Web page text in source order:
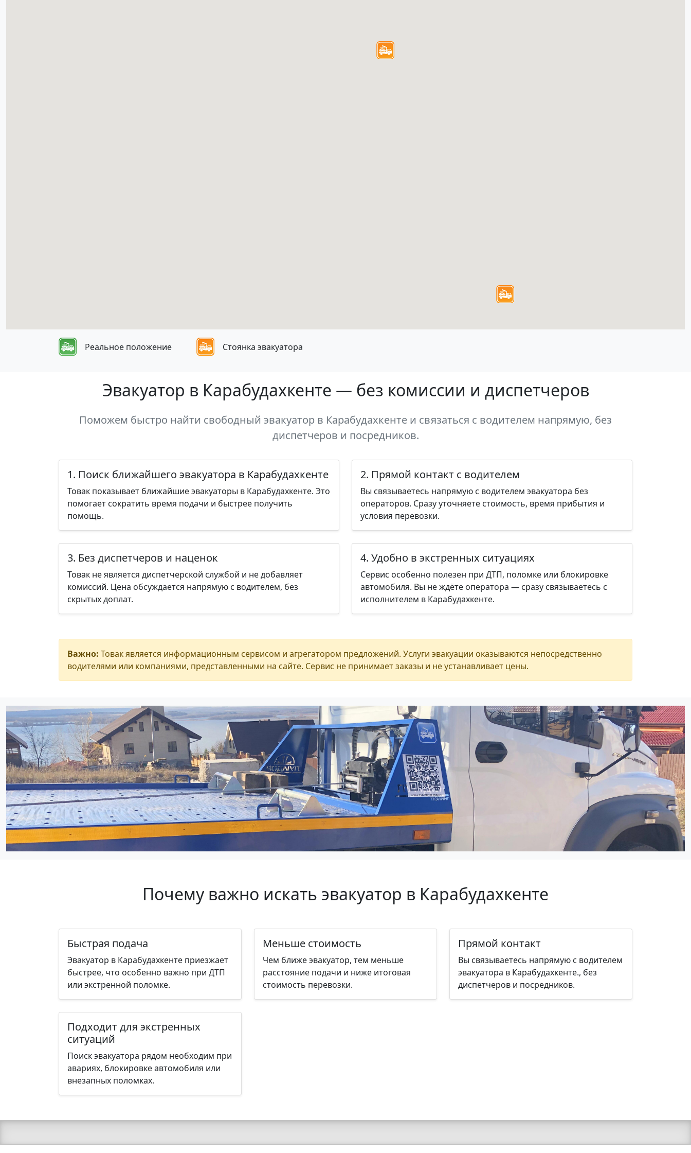
Реальное положение Стоянка эвакуатора
Эвакуатор в Карабудахкенте — без комиссии и диспетчеров
Поможем быстро найти свободный эвакуатор в Карабудахкенте и связаться с водителем напрямую, без
диспетчеров и посредников.
1. Поиск ближайшего эвакуатора в Карабудахкенте
Товак показывает ближайшие эвакуаторы в Карабудахкенте. Это
помогает сократить время подачи и быстрее получить
помощь.
2. Прямой контакт с водителем
Вы связываетесь напрямую с водителем эвакуатора без
операторов. Сразу уточняете стоимость, время прибытия и
условия перевозки.
3. Без диспетчеров и наценок
Товак не является диспетчерской службой и не добавляет
комиссий. Цена обсуждается напрямую с водителем, без
скрытых доплат.
4. Удобно в экстренных ситуациях
Сервис особенно полезен при ДТП, поломке или блокировке
автомобиля. Вы не ждёте оператора — сразу связываетесь с
исполнителем в Карабудахкенте.
Важно: Товак является информационным сервисом и агрегатором предложений. Услуги эвакуации оказываются непосредственно
водителями или компаниями, представленными на сайте. Сервис не принимает заказы и не устанавливает цены.
Почему важно искать эвакуатор в Карабудахкенте
Быстрая подача
Эвакуатор в Карабудахкенте приезжает
быстрее, что особенно важно при ДТП
или экстренной поломке.
Меньше стоимость
Чем ближе эвакуатор, тем меньше
расстояние подачи и ниже итоговая
стоимость перевозки.
Прямой контакт
Вы связываетесь напрямую с водителем
эвакуатора в Карабудахкенте., без
диспетчеров и посредников.
Подходит для экстренных
ситуаций
Поиск эвакуатора рядом необходим при
авариях, блокировке автомобиля или
внезапных поломках.